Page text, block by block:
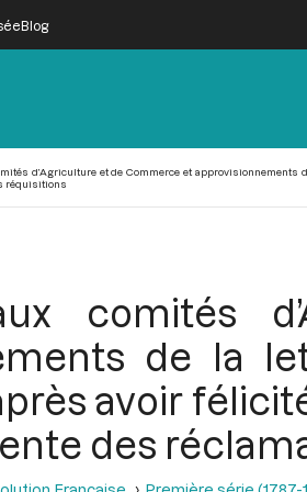
Blog
d’Agriculture et de Commerce et
réquisitions
comités
de la
avoir
des